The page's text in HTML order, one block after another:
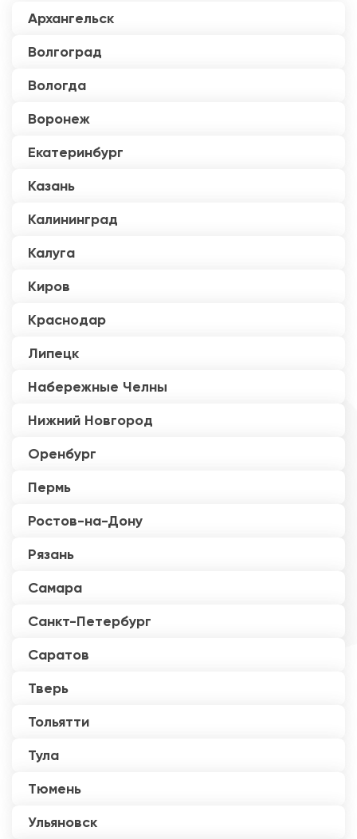
Архангельск
Волгоград
Вологда
Воронеж
Екатеринбург
Казань
Калининград
Калуга
Киров
Краснодар
Липецк
Набережные Челны
Нижний Новгород
Оренбург
Пермь
Ростов-на-Дону
Рязань
Самара
Санкт-Петербург
Саратов
Тверь
Тольятти
Тула
Тюмень
Ульяновск